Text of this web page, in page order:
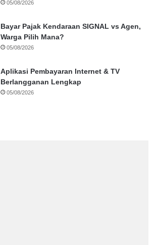
05/08/2026
Bayar Pajak Kendaraan SIGNAL vs Agen,
Warga Pilih Mana?
05/08/2026
Aplikasi Pembayaran Internet & TV
Berlangganan Lengkap
05/08/2026